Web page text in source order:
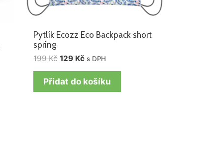
Pytlík Ecozz Eco Backpack short
spring
199Kč 129 Kč s DPH
Přidat do košíku